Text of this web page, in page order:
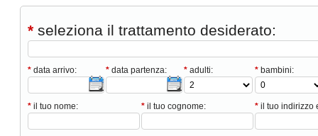
*seleziona il trattamento desiderato:
*data arrivo: *data partenza: *adulti: *bambini:
*il tuo nome: *il tuo cognome: *il tuo indirizzo